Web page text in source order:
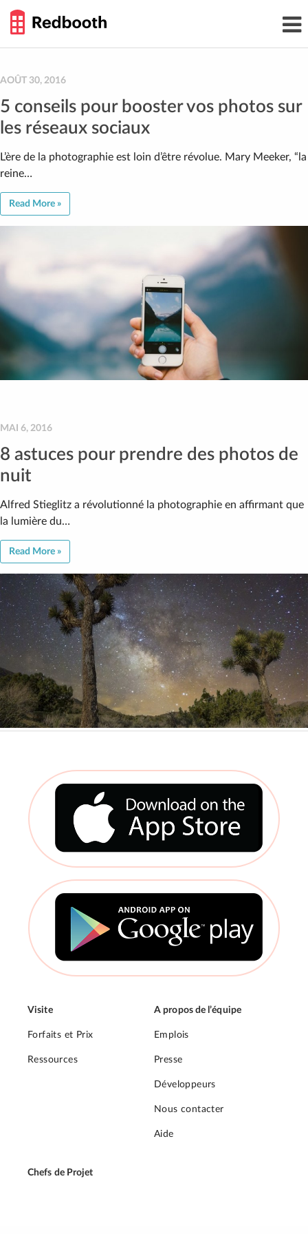
content
GUIDE
AOÛT 30, 2016
5 conseils pour booster vos photos sur
les réseaux sociaux
L’ère de la photographie est loin d’être révolue. Mary Meeker, “la
reine…
Read More »
MAI 6, 2016
8 astuces pour prendre des photos de
nuit
Alfred Stieglitz a révolutionné la photographie en affirmant que
la lumière du…
Read More »
Visite
Forfaits et Prix
Ressources
A propos de l’équipe
Emplois
Presse
Développeurs
Nous contacter
Aide
Chefs de Projet